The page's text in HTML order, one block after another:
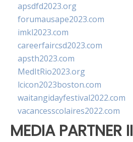
apsdfd2023.org
forumausape2023.com
imkl2023.com
careerfaircsd2023.com
apsth2023.com
MedItRio2023.org
lcicon2023boston.com
waitangidayfestival2022.com
vacancesscolaires2022.com
MEDIA PARTNER II